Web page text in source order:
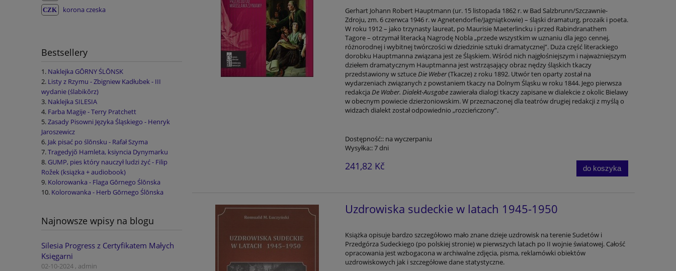
korona czeska
Bestsellery
Naklejka GŌRNY ŚLŌNSK
Listy z Rzymu - Zbigniew Kadłubek - III
wydanie (ślabikŏrz)
Naklejka SILESIA
Farba Magije - Terry Pratchett
Zasady Pisowni Języka Śląskiego - Henryk
Jaroszewicz
Jak pisać po ślōnsku - Rafał Szyma
Tragedyjŏ Hamleta, ksiyncia Dynymarku
GUMP, pies który nauczył ludzi żyć - Filip
Rožek (książka + audiobook)
Kolorowanka - Flaga Gōrnego Ślōnska
Kolorowanka - Herb Gōrnego Ślōnska
Najnowsze wpisy na blogu
Silesia Progress z Certyfikatem Małych
Księgarni
02-10-2024 , admin
Gerhart Johann Robert Hauptmann (ur. 15 listopada 1862 r. w Bad Salzbrunn/Szczawnie-
Zdroju, zm. 6 czerwca 1946 r. w Agnetendorfie/Jagniątkowie) – śląski dramaturg, prozaik i poeta.
W roku 1912 – jako trzynasty laureat, po Maurisie Maeterlincku i przed Rabindranathem
Tagore – otrzymał literacką Nagrodę Nobla „przede wszystkim w uznaniu dla jego cennej,
różnorodnej i wybitnej twórczości w dziedzinie sztuki dramatycznej”. Duża część literackiego
dorobku Hauptmanna związana jest ze Śląskiem. Wśród nich najgłośniejszym i najważniejszym
dziełem dramatycznym Hauptmanna jest wstrząsający obraz nędzy śląskich tkaczy
przedstawiony w sztuce Die Weber(Tkacze) z roku 1892. Utwór ten oparty został na
wydarzeniach związanych z powstaniem tkaczy na Dolnym Śląsku w roku 1844. Jego pierwsza
redakcja De Waber. Dialekt-Ausgabezawierała dialogi tkaczy zapisane w dialekcie z okolic Bielawy
w obecnym powiecie dzierżoniowskim. W przeznaczonej dla teatrów drugiej redakcji z myślą o
widzach dialekt został odpowiednio „rozcieńczony”.
Dostępność:: na wyczerpaniu
Wysyłka::7 dni
241,82 Kč do koszyka
Uzdrowiska sudeckie w latach 1945-1950
Książka opisuje bardzo szczegółowo mało znane dzieje uzdrowisk na terenie Sudetów i
Przedgórza Sudeckiego (po polskiej stronie) w pierwszych latach po II wojnie światowej. Całość
opracowania jest wzbogacona w archiwalne zdjęcia, pisma, reklamówki obiektów
uzdrowiskowych jak i szczegółowe dane statystyczne.